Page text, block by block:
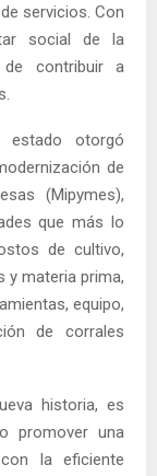
servicios. Con
social de la
de contribuir a
estado otorgó
de
(Mipymes),
que más lo
de cultivo,
y materia prima,
equipo,
de corrales
historia, es
promover una
la eficiente